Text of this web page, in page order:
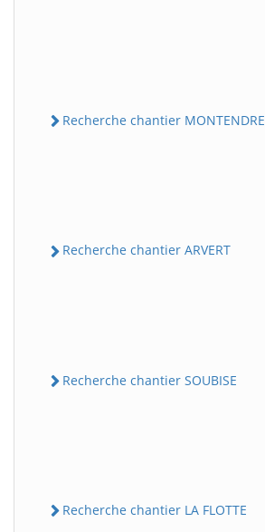
Recherche chantier MONTENDRE
Recherche chantier ARVERT
Recherche chantier SOUBISE
Recherche chantier LA FLOTTE